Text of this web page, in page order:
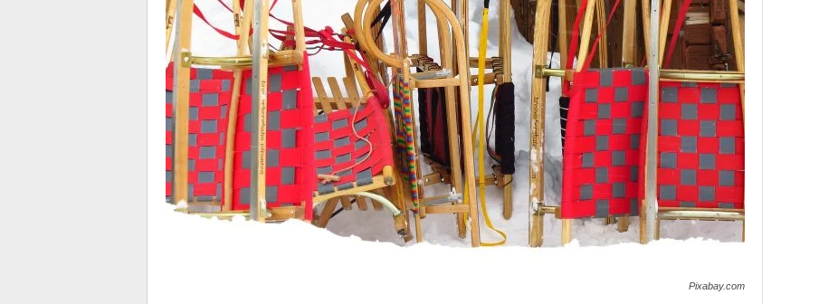
Pixabay.com